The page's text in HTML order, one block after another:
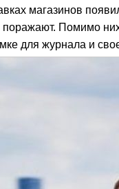
магазинов
Помимо
для журнала и